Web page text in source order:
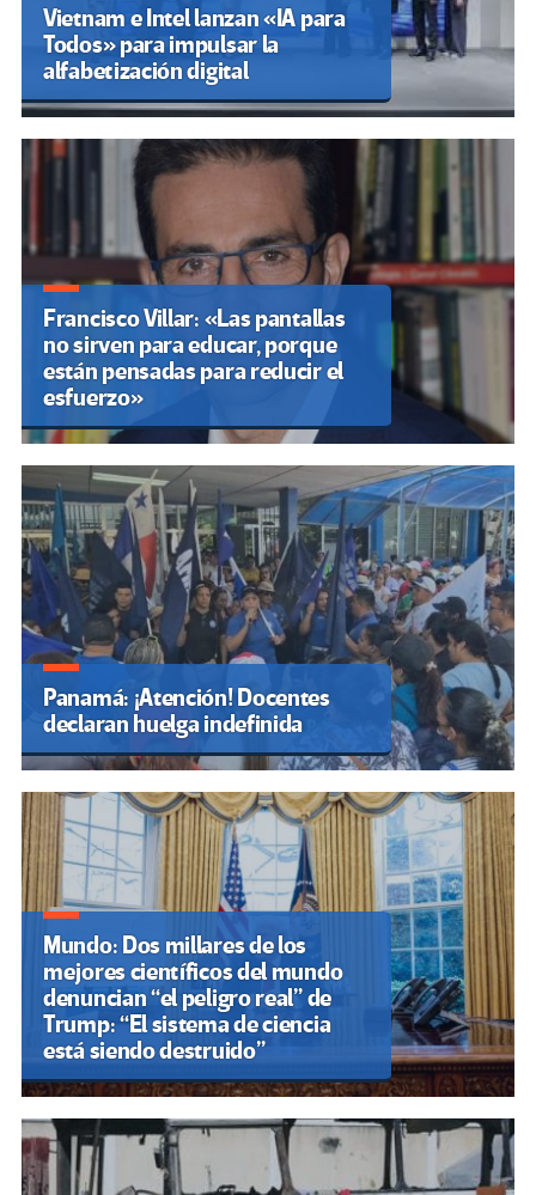
Vietnam e Intel lanzan «IA para
Todos» para impulsar la
alfabetización digital
Francisco Villar: «Las pantallas
no sirven para educar, porque
están pensadas para reducir el
esfuerzo»
Panamá: ¡Atención! Docentes
declaran huelga indefinida
Mundo: Dos millares de los
mejores científicos del mundo
denuncian “el peligro real” de
Trump: “El sistema de ciencia
está siendo destruido”